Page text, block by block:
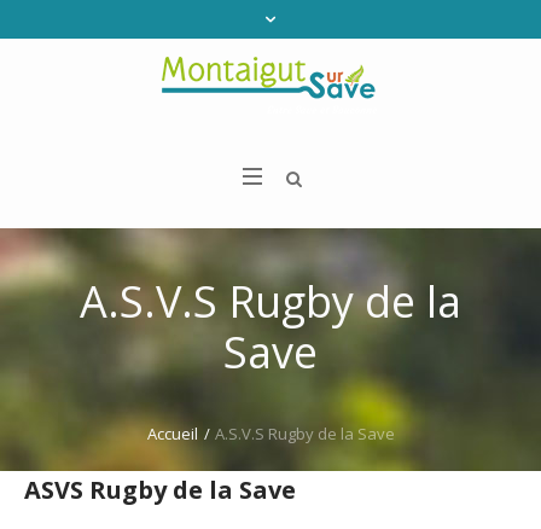
A.S.V.S Rugby de la
Save
Accueil / A.S.V.S Rugby de la Save
ASVS Rugby de la Save